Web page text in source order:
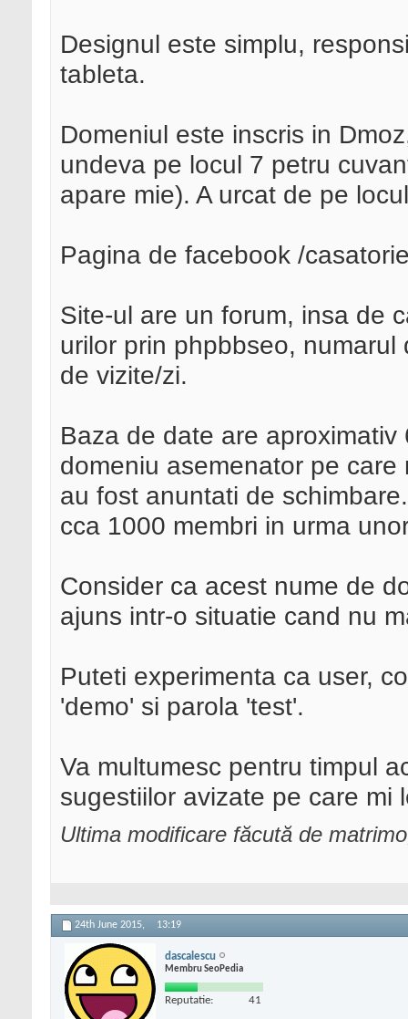
Designul este simplu,
tableta.
Domeniul este inscris in
undeva pe locul 7 petru
apare mie). A urcat de pe
Pagina de facebook /
Site-ul are un forum, insa de
urilor prin phpbbseo,
de vizite/zi.
Baza de date are
domeniu asemenator pe
au fost anuntati de
cca 1000 membri in urma
Consider ca acest nume de
ajuns intr-o situatie cand nu
Puteti experimenta ca user,
'demo' si parola 'test'.
Va multumesc pentru timpul
sugestiilor avizate pe care mi
Ultima modificare făcută de
24th June 2015, 13:19
dascalescu
Membru SeoPedia
Reputatie: 41